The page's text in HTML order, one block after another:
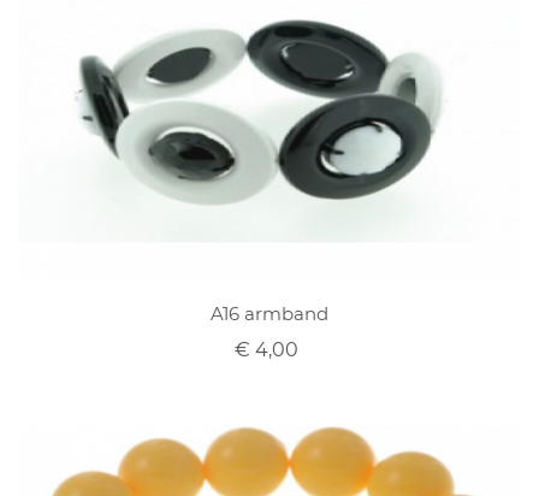
A16 armband
€ 4,00